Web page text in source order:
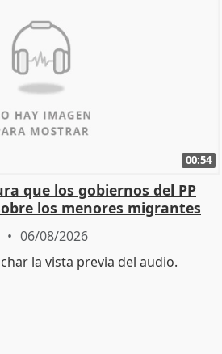
00:54
que los gobiernos del PP
los menores migrantes
06/08/2026